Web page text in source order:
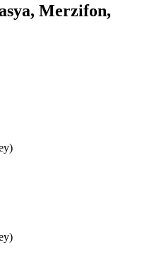
Merzifon,